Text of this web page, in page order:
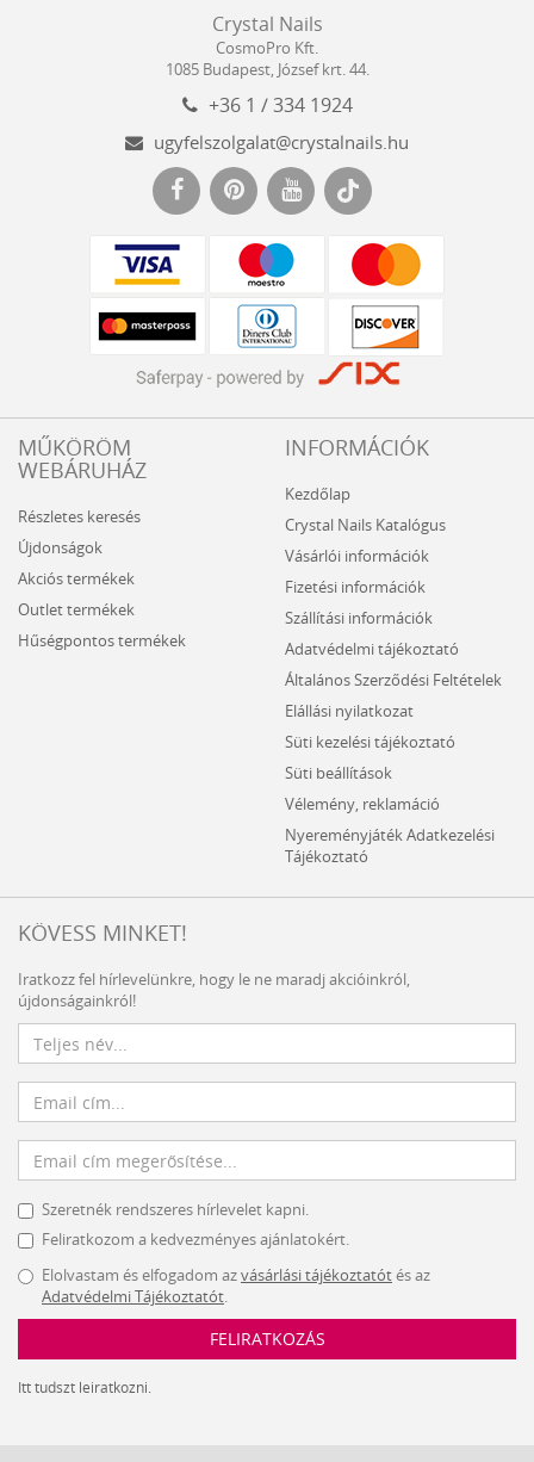
Nails
Kft.
Crystal Nails
CosmoPro Kft.
1085 Budapest, József krt. 44.
+36 1 / 334 1924
ugyfelszolgalat@crystalnails.hu
MŰKÖRÖM
WEBÁRUHÁZ
Részletes keresés
Újdonságok
Akciós termékek
Outlet termékek
Hűségpontos termékek
INFORMÁCIÓK
Kezdőlap
Crystal Nails Katalógus
Vásárlói információk
Fizetési információk
Szállítási információk
Adatvédelmi tájékoztató
Általános Szerződési Feltételek
Elállási nyilatkozat
Süti kezelési tájékoztató
Süti beállítások
Vélemény, reklamáció
Nyereményjáték Adatkezelési
Tájékoztató
KÖVESS MINKET!
Iratkozz fel hírlevelünkre, hogy le ne maradj akcióinkról,
újdonságainkról!
Szeretnék rendszeres hírlevelet kapni.
Feliratkozom a kedvezményes ajánlatokért.
Elolvastam és elfogadom azvásárlási tájékoztatótés az
Adatvédelmi Tájékoztatót.
FELIRATKOZÁS
Itt tudszt leiratkozni.